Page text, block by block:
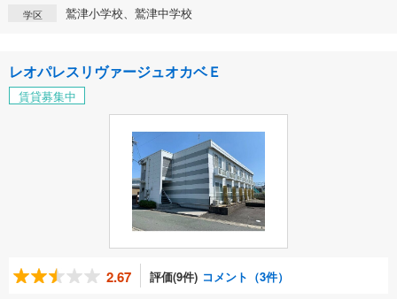
学区 鷲津小学校、鷲津中学校
レオパレスリヴァージュオカベＥ
賃貸募集中
2.67 評価(9件) コメント（3件）